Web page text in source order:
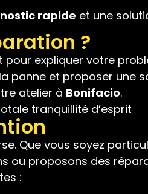
rapide et une
?
expliquer votre
panne et proposer une
atelier à Bonifacio.
tranquillité d’esprit
Que vous soyez
ou proposons des
: